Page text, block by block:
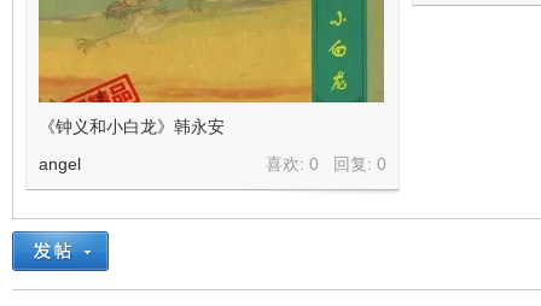
《钟义和小白龙》韩永安
喜欢: 0 回复: 0
angel